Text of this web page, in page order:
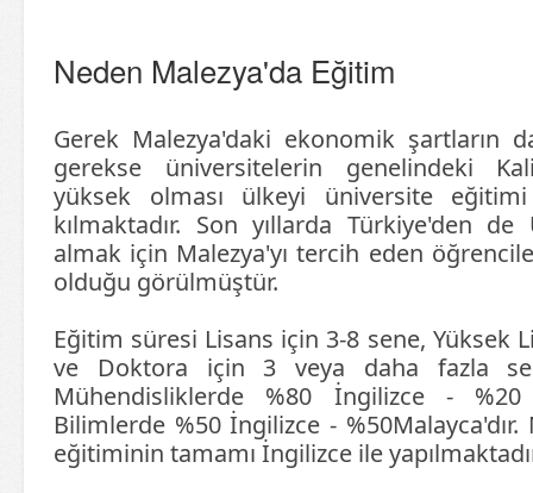
Neden Malezya'da Eğitim
Gerek Malezya'daki ekonomik şartların
gerekse üniversitelerin genelindeki
yüksek olması ülkeyi üniversite
kılmaktadır. Son yıllarda Türkiye'den
almak için Malezya'yı tercih eden
olduğu görülmüştür.
Eğitim süresi Lisans için 3-8 sene, Yüksek
ve Doktora için 3 veya daha fazla
Mühendisliklerde %80 İngilizce - %20
Bilimlerde %50 İngilizce -
eğitiminin tamamı İngilizce ile